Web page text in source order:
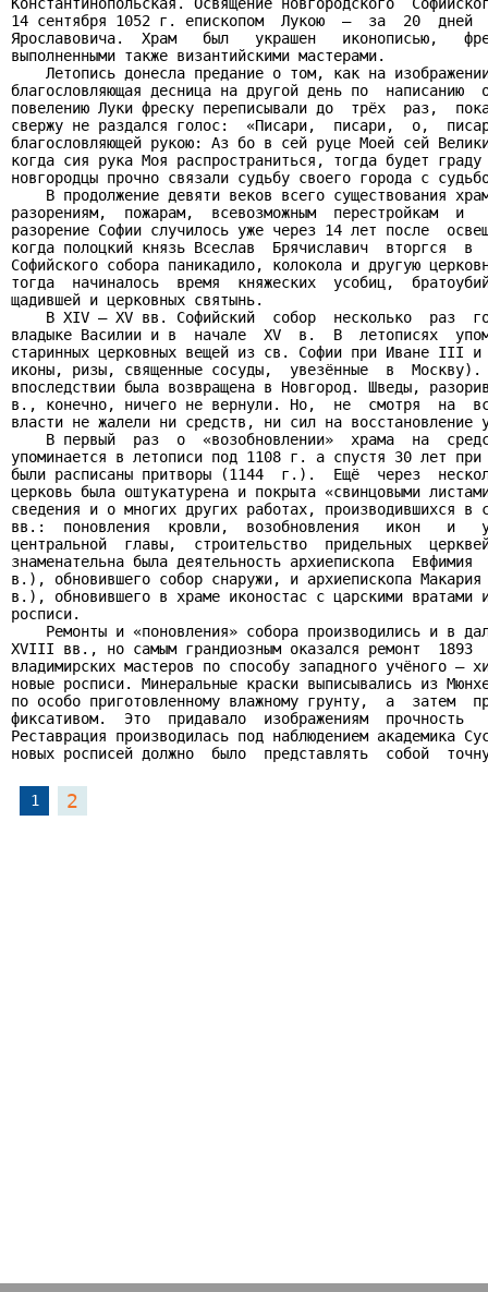
14 сентября 1052 г. епископом  Лукою  –  за  20  дней
Ярославовича.  Храм   был   украшен   иконописью,
выполненными также византийскими мастерами.
Летопись донесла предание о том, как на
благословляющая десница на другой день по  написанию
повелению Луки фреску переписывали до  трёх  раз,
свержу не раздался голос:  «Писари,  писари,  о,
благословляющей рукою: Аз бо в сей руце Моей сей
когда сия рука Моя распространиться, тогда будет
новгородцы прочно связали судьбу своего города с
В продолжение девяти веков всего существования
разорениям,  пожарам,  всевозможным  перестройкам  и
разорение Софии случилось уже через 14 лет после
когда полоцкий князь Всеслав  Брячиславич  вторгся
Софийского собора паникадило, колокола и другую
тогда  начиналось  время  княжеских  усобиц,
щадившей и церковных святынь.
В XIV – XV вв. Софийский  собор  несколько  раз
владыке Василии и в  начале  XV  в.  В  летописях
старинных церковных вещей из св. Софии при Иване III
иконы, ризы, священные сосуды,  увезённые  в
впоследствии была возвращена в Новгород. Шведы,
в., конечно, ничего не вернули. Но,  не  смотря  на
власти не жалели ни средств, ни сил на восстановление
В первый  раз  о  «возобновлении»  храма  на
упоминается в летописи под 1108 г. а спустя 30 лет при
были расписаны притворы (1144  г.).  Ещё  через
церковь была оштукатурена и покрыта «свинцовыми
сведения и о многих других работах,
вв.:  поновления  кровли,  возобновления   икон   и
центральной  главы,  строительство  придельных
знаменательна была деятельность архиепископа
в.), обновившего собор снаружи, и архиепископа
в.), обновившего в храме иконостас с царскими вратами
росписи.
Ремонты и «поновления» собора производились и в
XVIII вв., но самым грандиозным оказался ремонт
владимирских мастеров по способу западного учёного –
новые росписи. Минеральные краски выписывались из
по особо приготовленному влажному грунту,  а  затем
фиксативом.  Это  придавало  изображениям
Реставрация производилась под наблюдением академика
новых росписей должно  было  представлять  собой
1 2